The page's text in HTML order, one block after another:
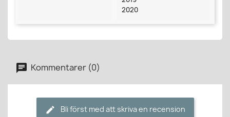
2020
Kommentarer (0)
Bli först med att skriva en recension